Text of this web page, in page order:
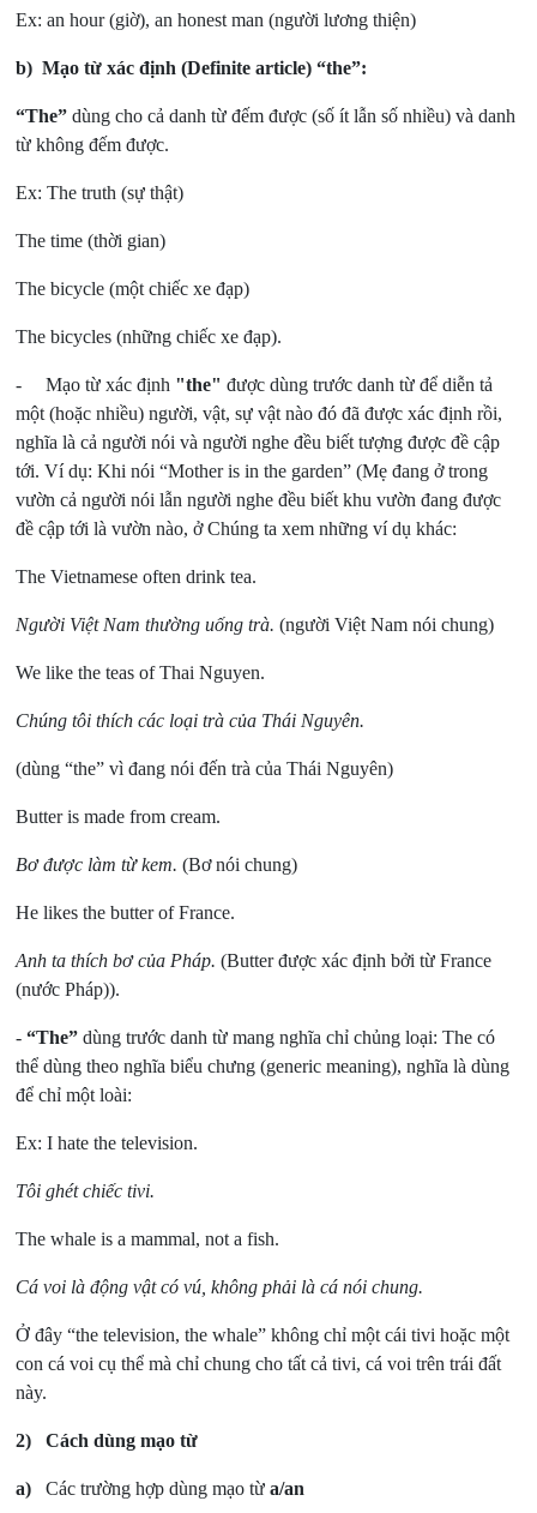
Ex: an hour (giờ), an honest man (người lương thiện)
b)Mạo từ xác định (Definite article) “the”:
“The” dùng cho cả danh từ đếm được (số ít lẫn số nhiều) và danh
từ không đếm được.
Ex: The truth (sự thật)
The time (thời gian)
The bicycle (một chiếc xe đạp)
The bicycles (những chiếc xe đạp).
- Mạo từ xác định "the" được dùng trước danh từ để diễn tả
một (hoặc nhiều) người, vật, sự vật nào đó đã được xác định rồi,
nghĩa là cả người nói và người nghe đều biết tượng được đề cập
tới. Ví dụ: Khi nói “Mother is in the garden” (Mẹ đang ở trong
vườn cả người nói lẫn người nghe đều biết khu vườn đang được
đề cập tới là vườn nào, ở Chúng ta xem những ví dụ khác:
The Vietnamese often drink tea.
Người Việt Nam thường uống trà. (người Việt Nam nói chung)
We like the teas of Thai Nguyen.
Chúng tôi thích các loại trà của Thái Nguyên.
(dùng “the” vì đang nói đến trà của Thái Nguyên)
Butter is made from cream.
Bơ được làm từ kem. (Bơ nói chung)
He likes the butter of France.
Anh ta thích bơ của Pháp. (Butter được xác định bởi từ France
(nước Pháp)).
-“The” dùng trước danh từ mang nghĩa chỉ chủng loại: The có
thể dùng theo nghĩa biểu chưng (generic meaning), nghĩa là dùng
để chỉ một loài:
Ex: I hate the television.
Tôi ghét chiếc tivi.
The whale is a mammal, not a fish.
Cá voi là động vật có vú, không phải là cá nói chung.
Ở đây “the television, the whale” không chỉ một cái tivi hoặc một
con cá voi cụ thể mà chỉ chung cho tất cả tivi, cá voi trên trái đất
này.
2)Cách dùng mạo từ
a) Các trường hợp dùng mạo từa/an